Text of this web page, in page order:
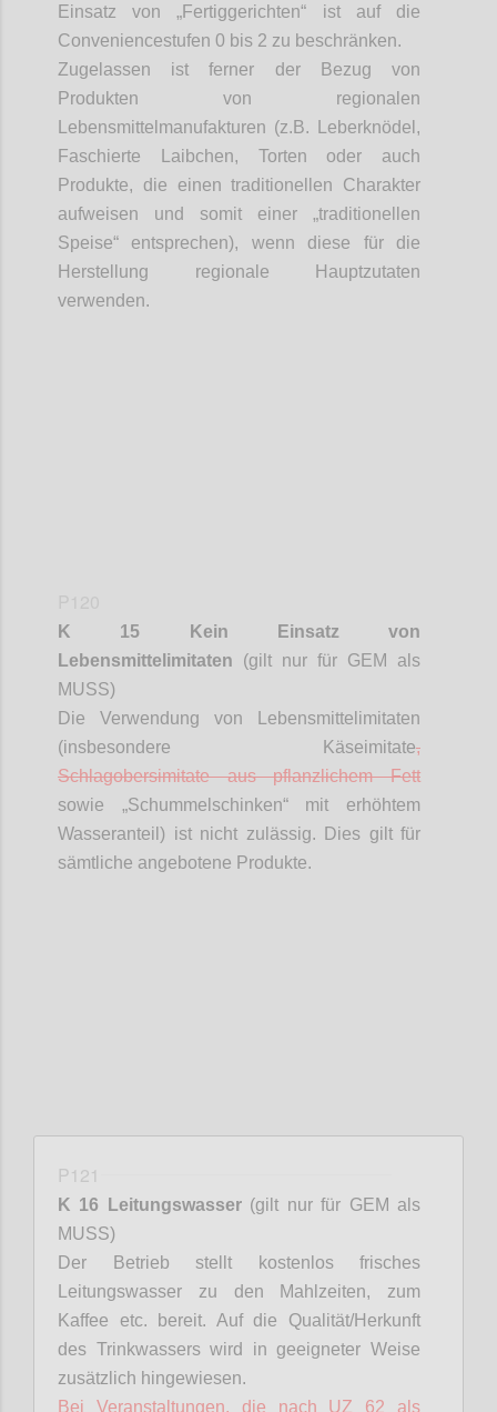
Einsatz von „Fertiggerichten“ ist auf die
Conveniencestufen 0 bis 2 zu beschränken.
Zugelassen ist ferner der Bezug von
Produkten von regionalen
Lebensmittelmanufakturen (z.B. Leberknödel,
Faschierte Laibchen, Torten oder auch
Produkte, die einen traditionellen Charakter
aufweisen und somit einer „traditionellen
Speise“ entsprechen), wenn diese für die
Herstellung regionale Hauptzutaten
verwenden.
K 15 Kein Einsatz von
Lebensmittelimitaten (gilt nur für GEM als
MUSS)
Die Verwendung von Lebensmittelimitaten
(insbesondere Käseimitate,
Schlagobersimitateaus pflanzlichem Fett
sowie „Schummelschinken“ mit erhöhtem
Wasseranteil) ist nicht zulässig. Dies gilt für
sämtliche angebotene Produkte.
P121
K 16 Leitungswasser (gilt nur für GEM als
MUSS)
Der Betrieb stellt kostenlos frisches
Leitungswasser zu den Mahlzeiten, zum
Kaffee etc. bereit. Auf die Qualität/Herkunft
des Trinkwassers wird in geeigneter Weise
zusätzlich hingewiesen.
Bei Veranstaltungen, die nach UZ 62 als